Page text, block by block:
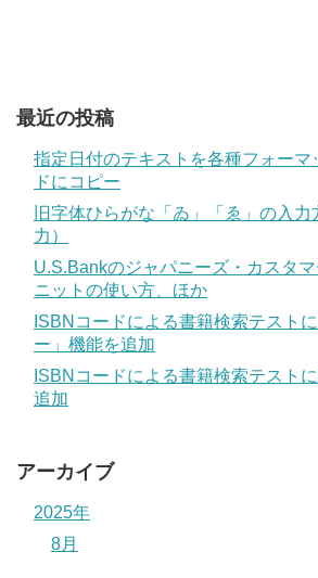
最近の投稿
指定日付のテキストを各種フォーマ
ドにコピー
旧字体ひらがな「ゐ」「ゑ」の入力
力）
U.S.Bankのジャパニーズ・カスタ
ニットの使い方、ほか
ISBNコードによる書籍検索テスト
ー」機能を追加
ISBNコードによる書籍検索テスト
追加
アーカイブ
2025年
8月